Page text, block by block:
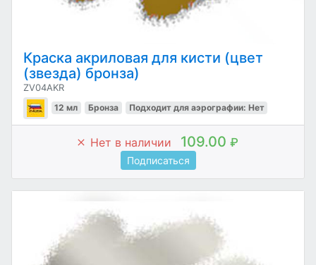
Краска акриловая для кисти (цвет
(звезда) бронза)
ZV04AKR
12 мл Бронза Подходит для аэрографии: Нет
Нет в наличии 109.00 ₽
Подписаться